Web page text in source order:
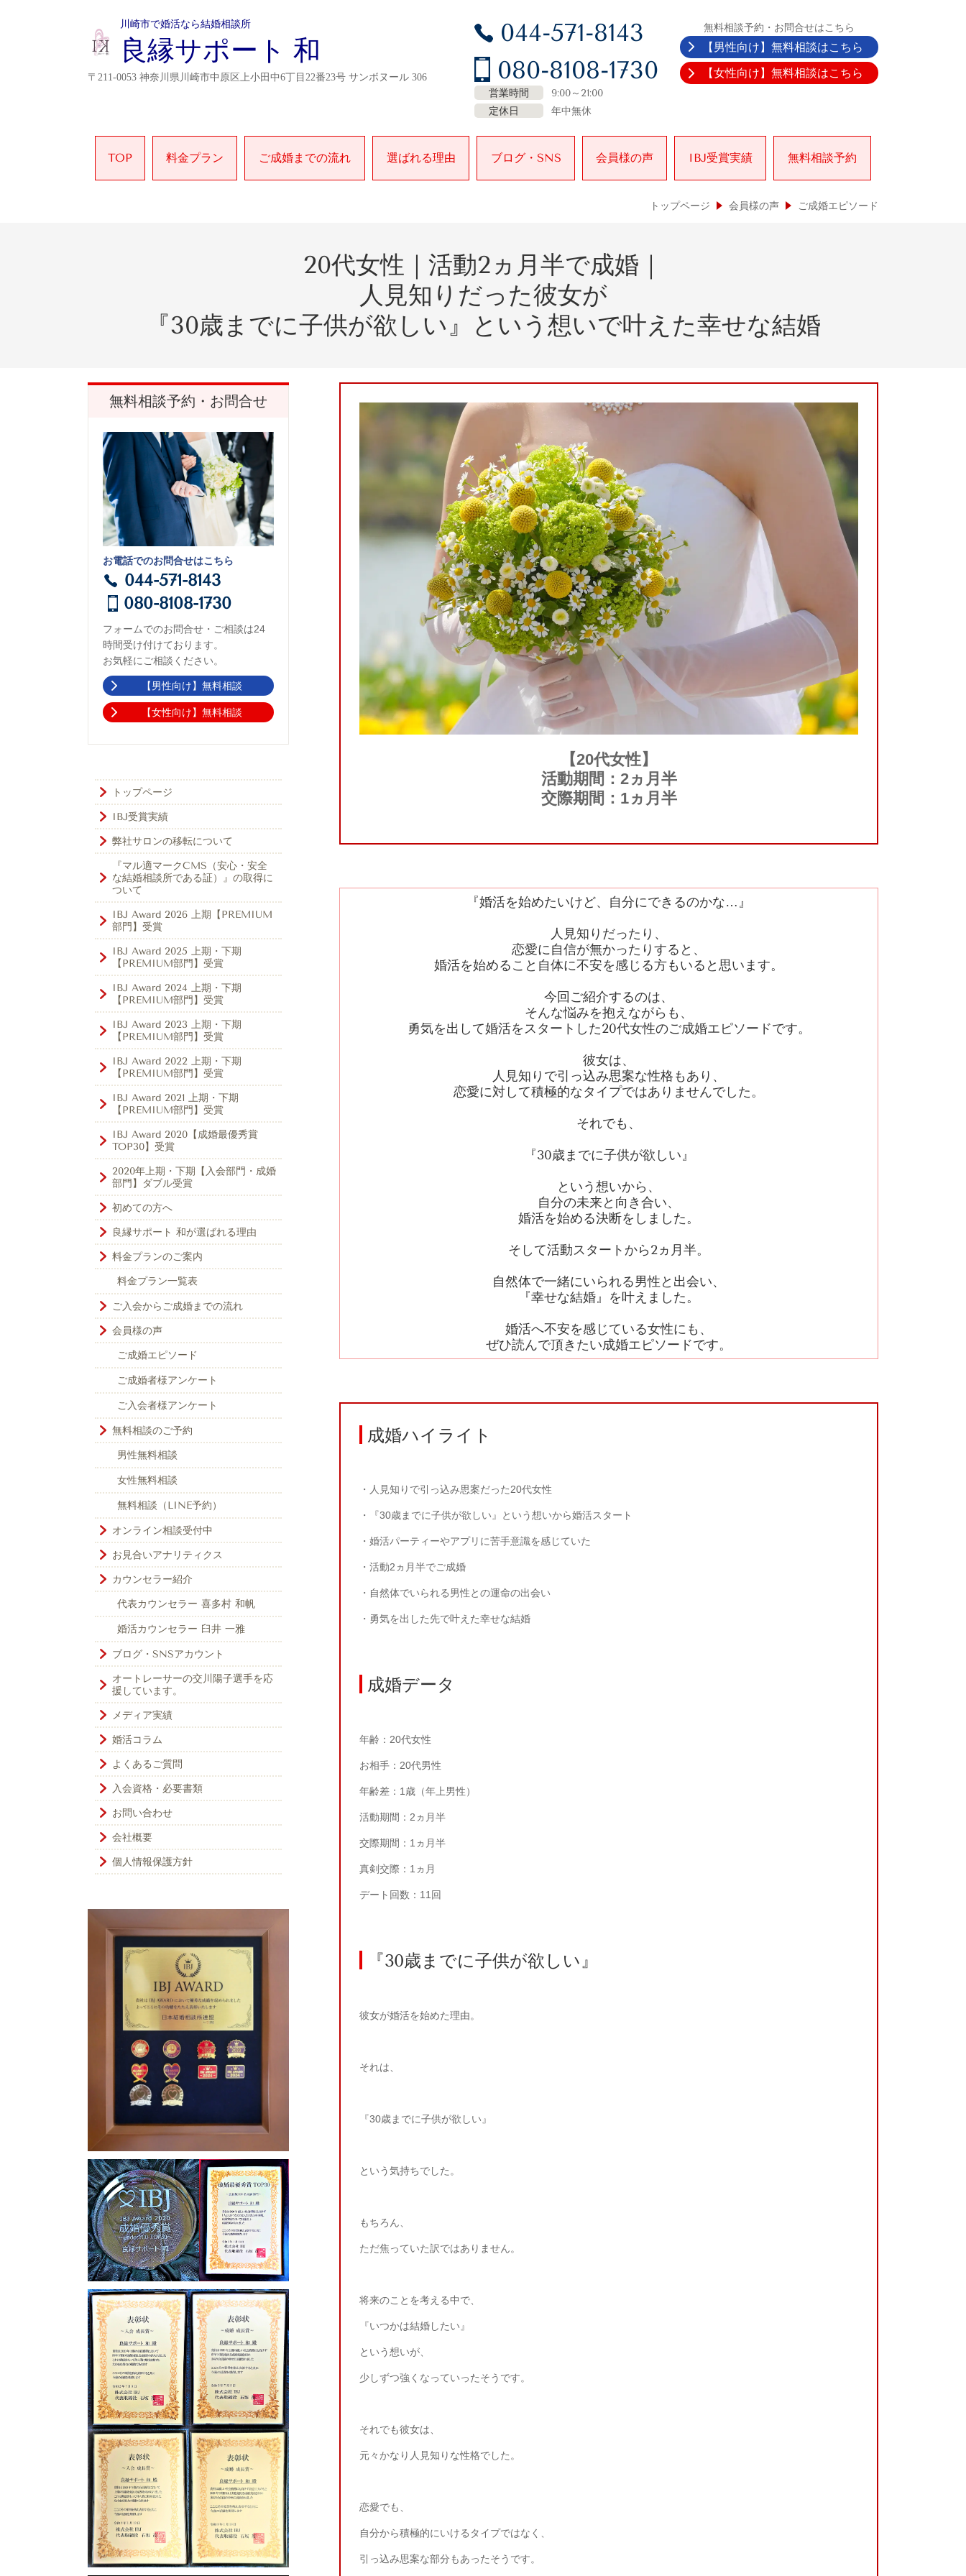
川崎市で婚活なら結婚相談所
良縁サポート 和
〒211-0053 神奈川県川崎市中原区上小田中6丁目22番23号 サンボヌール 306
044-571-8143
080-8108-1730
営業時間
9:00～21:00
定休日
年中無休
無料相談予約・お問合せはこちら
【男性向け】無料相談はこちら
【女性向け】無料相談はこちら
TOP 料金プラン ご成婚までの流れ 選ばれる理由 ブログ・SNS 会員様の声 IBJ受賞実績 無料相談予約
トップページ 会員様の声 ご成婚エピソード
20代女性｜活動2 ヵ月半で成婚｜
人見知りだった彼女が
『30歳までに子供が欲しい』という想いで叶えた幸せな結婚
【20代女性】
活動期間：2ヵ月半
交際期間：1ヵ月半
『婚活を始めたいけど、自分にできるのかな…』
人見知りだったり、
恋愛に自信が無かったりすると、
婚活を始めること自体に不安を感じる方もいると思います。
今回ご紹介するのは、
そんな悩みを抱えながらも、
勇気を出して婚活をスタートした20代女性のご成婚エピソードです。
彼女は、
人見知りで引っ込み思案な性格もあり、
恋愛に対して積極的なタイプではありませんでした。
それでも、
『30歳までに子供が欲しい』
という想いから、
自分の未来と向き合い、
婚活を始める決断をしました。
そして活動スタートから2ヵ月半。
自然体で一緒にいられる男性と出会い、
『幸せな結婚』を叶えました。
婚活へ不安を感じている女性にも、
ぜひ読んで頂きたい成婚エピソードです。
成婚ハイライト
・人見知りで引っ込み思案だった20代女性
・『30歳までに子供が欲しい』という想いから婚活スタート
・婚活パーティーやアプリに苦手意識を感じていた
・活動2 ヵ月半でご成婚
・自然体でいられる男性との運命の出会い
・勇気を出した先で叶えた幸せな結婚
成婚データ
年齢： 20代女性
お相手： 20代男性
年齢差： 1 歳（年上男性）
活動期間： 2 ヵ月半
交際期間： 1 ヵ月半
真剣交際： 1 ヵ月
デート回数：11回
『30歳までに子供が欲しい』
彼女が婚活を始めた理由。
それは、
『30歳までに子供が欲しい』
という気持ちでした。
もちろん、
ただ焦っていた訳ではありません。
将来のことを考える中で、
『いつかは結婚したい』
という想いが、
少しずつ強くなっていったそうです。
それでも彼女は、
元々かなり人見知りな性格でした。
恋愛でも、
自分から積極的にいけるタイプではなく、
引っ込み思案な部分もあったそうです。
無料相談予約・お問合せ
お電話でのお問合せはこちら
044-571-8143
080-8108-1730
フォームでのお問合せ・ご相談は24
時間受け付けております。
お気軽にご相談ください。
【男性向け】無料相談
【女性向け】無料相談
トップページ
IBJ受賞実績
弊社サロンの移転について
『マル適マークCMS（安心・安全
な結婚相談所である証）』の取得に
ついて
IBJ Award 2026 上期【PREMIUM
部門】受賞
IBJ Award 2025 上期・下期
【PREMIUM部門】受賞
IBJ Award 2024 上期・下期
【PREMIUM部門】受賞
IBJ Award 2023 上期・下期
【PREMIUM部門】受賞
IBJ Award 2022 上期・下期
【PREMIUM部門】受賞
IBJ Award 2021 上期・下期
【PREMIUM部門】受賞
IBJ Award 2020【成婚最優秀賞
TOP30】受賞
2020年上期・下期【入会部門・成婚
部門】ダブル受賞
初めての方へ
良縁サポート 和が選ばれる理由
料金プランのご案内
料金プラン一覧表
ご入会からご成婚までの流れ
会員様の声
ご成婚エピソード
ご成婚者様アンケート
ご入会者様アンケート
無料相談のご予約
男性無料相談
女性無料相談
無料相談（LINE予約）
オンライン相談受付中
お見合いアナリティクス
カウンセラー紹介
代表カウンセラー 喜多村 和帆
婚活カウンセラー 臼井 一雅
ブログ・SNSアカウント
オートレーサーの交川陽子選手を応
援しています。
メディア実績
婚活コラム
よくあるご質問
入会資格・必要書類
お問い合わせ
会社概要
個人情報保護方針